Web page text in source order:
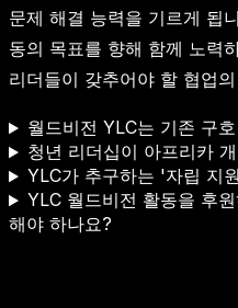
문제 해결 능력을 기르게 됩
동의 목표를 향해 함께 노력
리더들이 갖추어야 할 협업
월드비전 YLC는 기존 구
청년 리더십이 아프리카
YLC가 추구하는 '자립 지
YLC 월드비전 활동을 후
해야 하나요?